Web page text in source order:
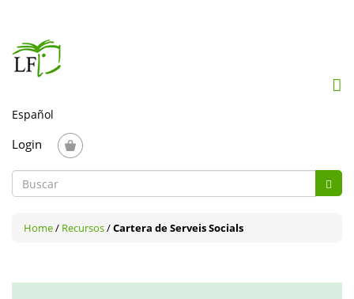
Login
Formulario
búsqueda
Home/ Recursos/Cartera de Serveis Socials